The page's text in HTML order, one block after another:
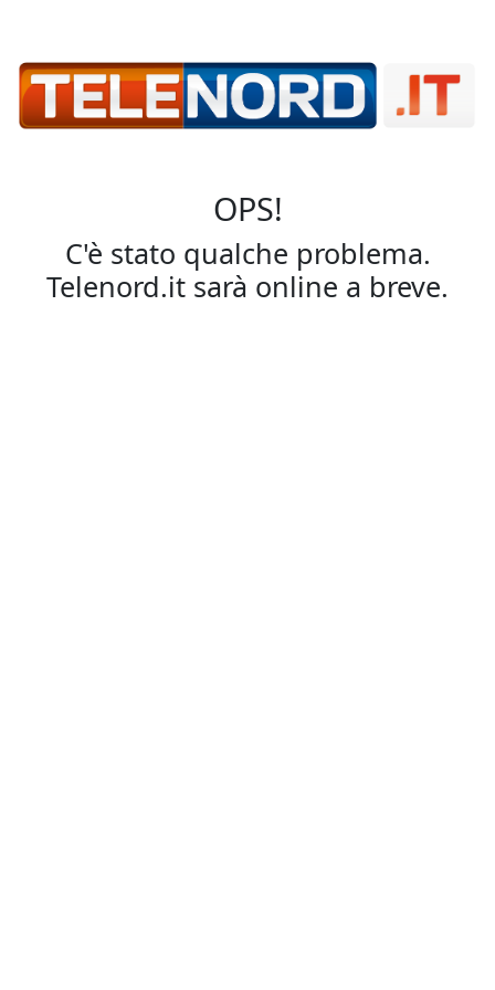
OPS!
C'è stato qualche problema.
Telenord.it sarà online a breve.